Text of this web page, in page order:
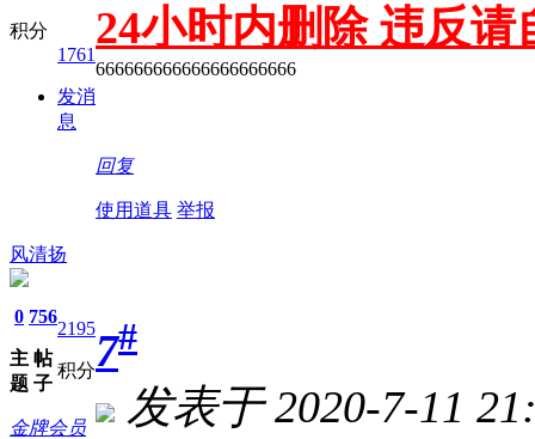
积分
1761
发消
息
24小时内删除 违反
666666666666666666666
回复
使用道具 举报
风清扬
0
主
题
756
帖
子
2195
积分
金牌会员
7#
发表于 2020-7-11